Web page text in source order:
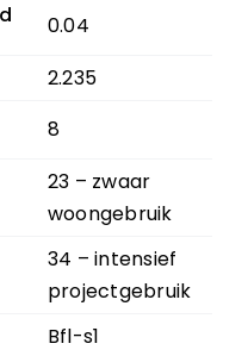
0.04
2.235
8
23 – zwaar
woongebruik
34 – intensief
projectgebruik
Bfl-s1